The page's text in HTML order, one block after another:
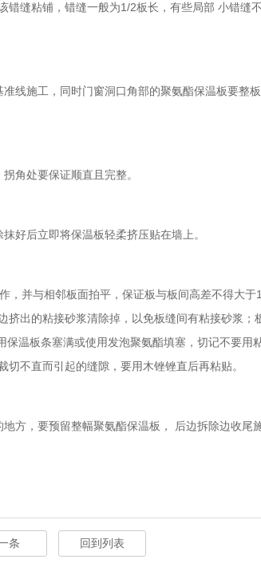
错缝粘铺，错缝一般为1/2板长，有些局部 小错缝
施工，同时门窗洞口角部的聚氨酯保温板要整
角处要保证顺直且完整。
后立即将保温板轻柔挤压贴在墙上。
并与相邻板面拍平，保证板与板间高差不得大于
出的粘接砂浆清除掉，以免板缝间有粘接砂浆；
温板条塞满或使用发泡聚氨酯填塞，切记不要用
不直而引起的缝隙，要用木锉锉直后再粘贴。
，要预留整幅聚氨酯保温板， 后边拆除边收尾
条 回到列表